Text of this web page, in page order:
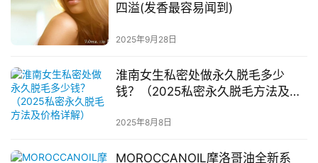
四溢(发香最容易闻到)
2025年9月28日
淮南女生私密处做永久脱毛多少
钱？（2025私密永久脱毛方法及价
2025年8月8日
MOROCCANOIL摩洛哥油全新系